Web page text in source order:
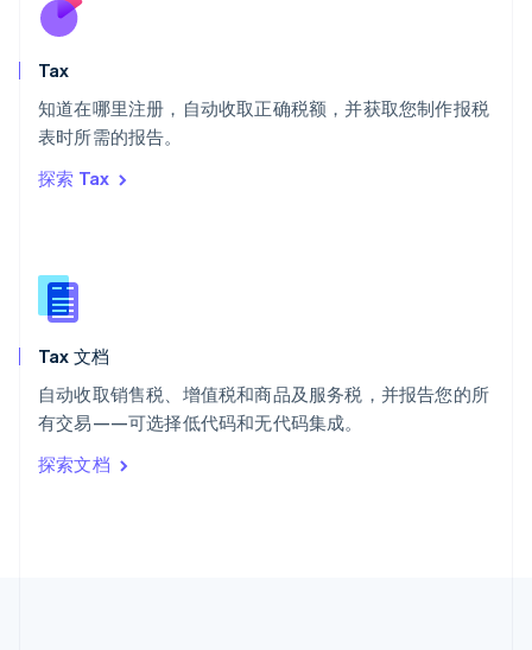
Tax
知道在哪里注册，自动收取正确税额，并获取您制作报税
表时所需的报告。
探索 Tax
Tax 文档
自动收取销售税、增值税和商品及服务税，并报告您的所
有交易——可选择低代码和无代码集成。
探索文档
斯洛伐克
泰国
ไทยEnglish
English
English
新西兰
匈牙利
意大利
ItalianoEnglish
印度
English